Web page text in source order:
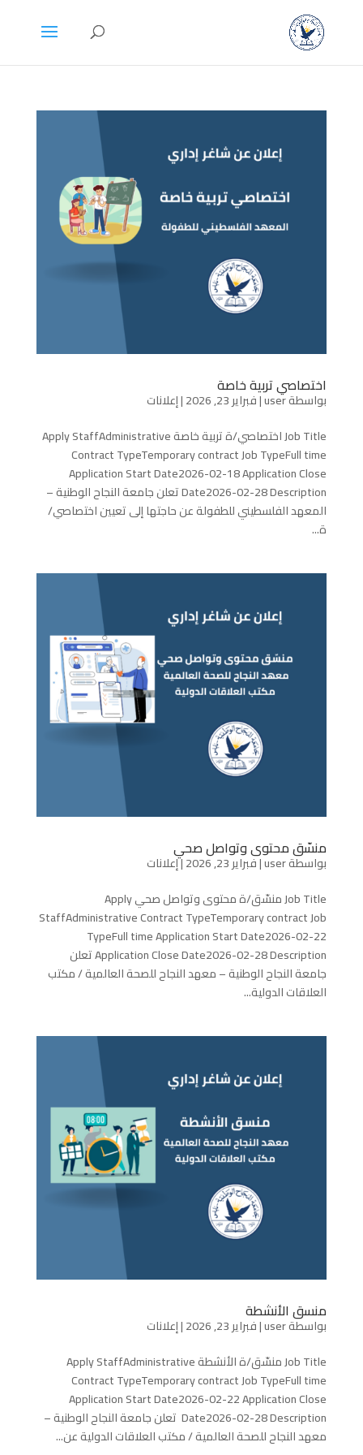
اختصاصي تربية خاصة
بواسطةuser
|فبراير 23, 2026 |إعلانات
Job Title اختصاصي/ة تربية خاصة Apply StaffAdministrative
Contract TypeTemporary contract Job TypeFull time
Application Start Date2026-02-18 Application Close
Date2026-02-28 Description تعلن جامعة النجاح الوطنية –
المعهد الفلسطيني للطفولة عن حاجتها إلى تعيين اختصاصي/
ة...
منسّق محتوى وتواصل صحي
بواسطةuser
|فبراير 23, 2026 |إعلانات
Job Title منسّق/ة محتوى وتواصل صحي Apply
StaffAdministrative Contract TypeTemporary contract Job
TypeFull time Application Start Date2026-02-22
Application Close Date2026-02-28 Description تعلن
جامعة النجاح الوطنية – معهد النجاح للصحة العالمية / مكتب
العلاقات الدولية...
منسق الأنشطة
بواسطةuser
|فبراير 23, 2026 |إعلانات
Job Title منسّق/ة الأنشطة Apply StaffAdministrative
Contract TypeTemporary contract Job TypeFull time
Application Start Date2026-02-22 Application Close
Date2026-02-28 Description تعلن جامعة النجاح الوطنية –
معهد النجاح للصحة العالمية / مكتب العلاقات الدولية عن...